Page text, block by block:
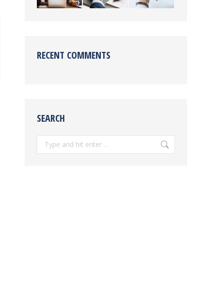
RECENT COMMENTS
SEARCH
Search: